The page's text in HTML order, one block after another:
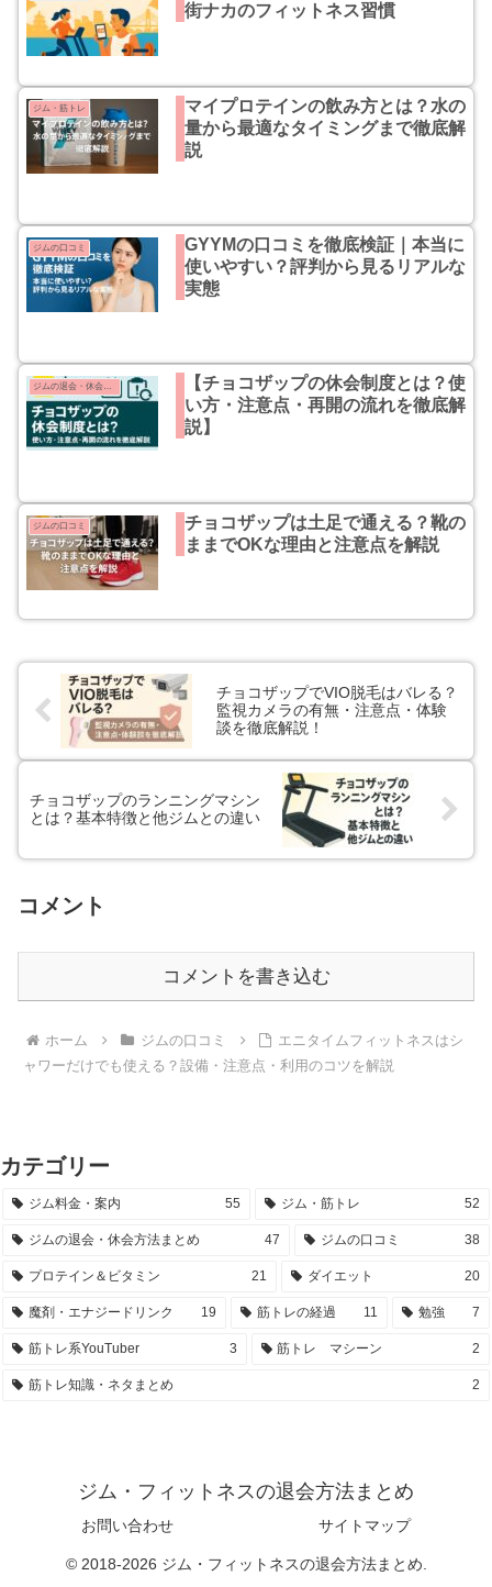
街ナカのフィットネス習慣
ジム・筋トレ
マイプロテインの飲み方とは？水の
量から最適なタイミングまで徹底解
説
ジムの口コミ
GYYMの口コミを徹底検証｜本当に
使いやすい？評判から見るリアルな
実態
ジムの退会・休会方法まとめ
【チョコザップの休会制度とは？使
い方・注意点・再開の流れを徹底解
説】
ジムの口コミ
チョコザップは土足で通える？靴の
ままでOKな理由と注意点を解説
チョコザップでVIO脱毛はバレる？
監視カメラの有無・注意点・体験
談を徹底解説！
チョコザップのランニングマシン
とは？基本特徴と他ジムとの違い
コメント
コメントを書き込む
ホーム ジムの口コミ
エニタイムフィットネスはシ
ャワーだけでも使える？設備・注意点・利用のコツを解説
カテゴリー
ジム料金・案内 55 ジム・筋トレ 52
ジムの退会・休会方法まとめ 47 ジムの口コミ 38
プロテイン＆ビタミン 21 ダイエット 20
魔剤・エナジードリンク 19 筋トレの経過 11 勉強 7
筋トレ系YouTuber 3 筋トレ マシーン 2
筋トレ知識・ネタまとめ 2
ジム・フィットネスの退会方法まとめ
お問い合わせ サイトマップ
© 2018-2026 ジム・フィットネスの退会方法まとめ.